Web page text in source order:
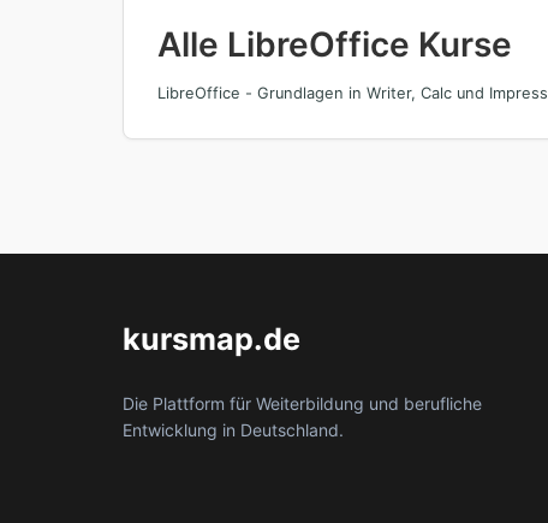
Alle LibreOffice Kurse
LibreOffice - Grundlagen in Writer, Calc und Impress
kursmap.de
Die Plattform für Weiterbildung und berufliche
Entwicklung in Deutschland.